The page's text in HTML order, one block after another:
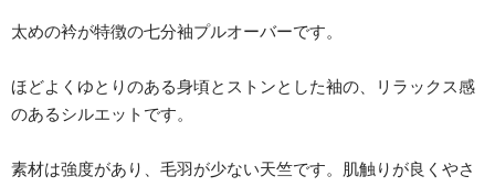
太めの衿が特徴の七分袖プルオーバーです。
ほどよくゆとりのある身頃とストンとした袖の、リラックス感
のあるシルエットです。
素材は強度があり、毛羽が少ない天竺です。肌触りが良くやさ